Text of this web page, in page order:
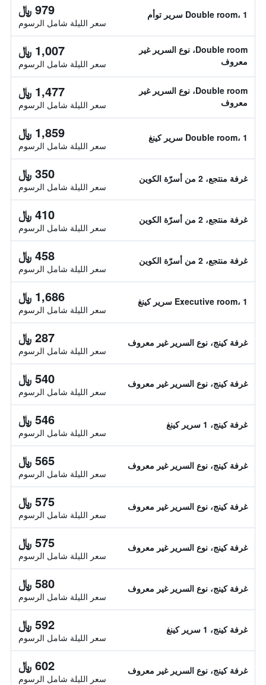
Double room، 1 سرير توأم 979 ﷼
سعر الليلة شامل الرسوم
Double room، نوع السرير غير
معروف
1,007 ﷼
سعر الليلة شامل الرسوم
Double room، نوع السرير غير
معروف
1,477 ﷼
سعر الليلة شامل الرسوم
Double room، 1 سرير كينغ 1,859 ﷼
سعر الليلة شامل الرسوم
غرفة منتجع، 2 من أسرّة الكوين 350 ﷼
سعر الليلة شامل الرسوم
غرفة منتجع، 2 من أسرّة الكوين 410 ﷼
سعر الليلة شامل الرسوم
غرفة منتجع، 2 من أسرّة الكوين 458 ﷼
سعر الليلة شامل الرسوم
Executive room، 1 سرير كينغ 1,686 ﷼
سعر الليلة شامل الرسوم
غرفة كينج، نوع السرير غير معروف 287 ﷼
سعر الليلة شامل الرسوم
غرفة كينج، نوع السرير غير معروف 540 ﷼
سعر الليلة شامل الرسوم
غرفة كينج، 1 سرير كينغ 546 ﷼
سعر الليلة شامل الرسوم
غرفة كينج، نوع السرير غير معروف 565 ﷼
سعر الليلة شامل الرسوم
غرفة كينج، نوع السرير غير معروف 575 ﷼
سعر الليلة شامل الرسوم
غرفة كينج، نوع السرير غير معروف 575 ﷼
سعر الليلة شامل الرسوم
غرفة كينج، نوع السرير غير معروف 580 ﷼
سعر الليلة شامل الرسوم
غرفة كينج، 1 سرير كينغ 592 ﷼
سعر الليلة شامل الرسوم
غرفة كينج، نوع السرير غير معروف 602 ﷼
سعر الليلة شامل الرسوم